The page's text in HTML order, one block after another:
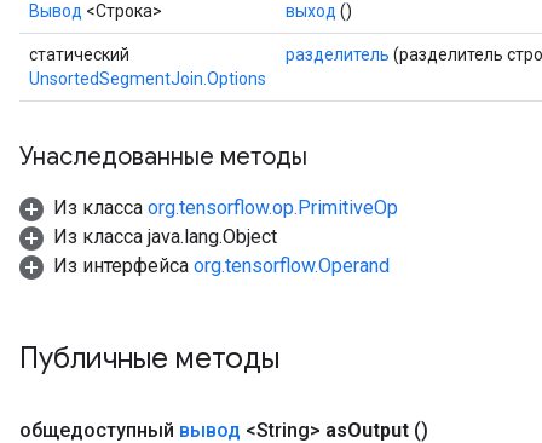
Вывод <Строка> выход ()
статический
UnsortedSegmentJoin.Options
разделитель (разделитель
Унаследованные методы
Из класса org.tensorflow.op.PrimitiveOp
Из класса java.lang.Object
Из интерфейса org.tensorflow.Operand
Публичные методы
общедоступный вывод <String> asOutput ()